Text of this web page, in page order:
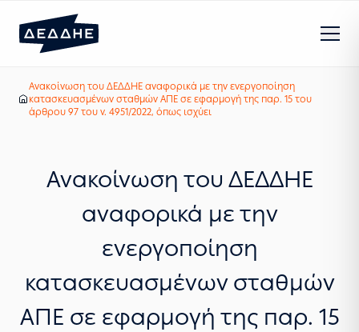
Αρχική
Τα νέα μας
Ανακοίνωση του ΔΕΔΔΗΕ αναφορικά με την ενεργοποίηση
κατασκευασμένων σταθμών ΑΠΕ σε εφαρμογή της παρ. 15 του
άρθρου 97 του ν. 4951/2022, όπως ισχύει
Ανακοίνωση του ΔΕΔΔΗΕ
αναφορικά με την
ενεργοποίηση
κατασκευασμένων σταθμών
ΑΠΕ σε εφαρμογή της παρ. 15